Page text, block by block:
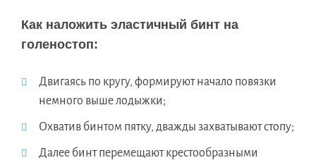
Как наложить эластичный бинт на
голеностоп:
Двигаясь по кругу, формируют начало повязки
немного выше лодыжки;
Охватив бинтом пятку, дважды захватывают стопу;
Далее бинт перемещают крестообразными